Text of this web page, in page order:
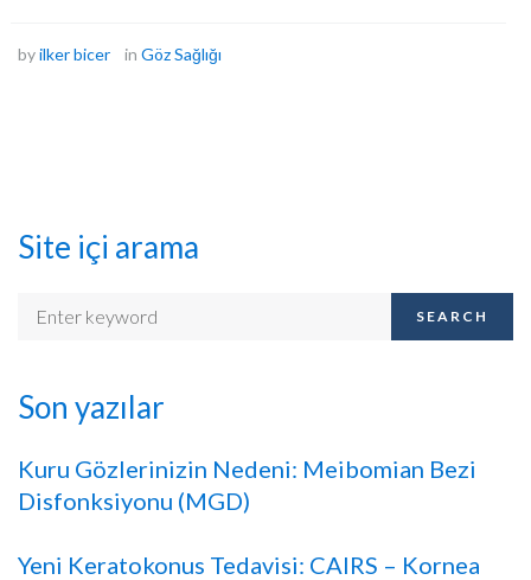
byilker bicer in Göz Sağlığı
Site içi arama
SEARCH
Son yazılar
Kuru Gözlerinizin Nedeni: Meibomian Bezi
Disfonksiyonu (MGD)
Yeni Keratokonus Tedavisi: CAIRS – Kornea